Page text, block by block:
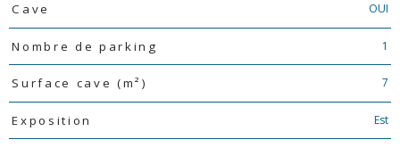
Cave OUI
Nombre de parking 1
Surface cave (m²) 7
Exposition Est